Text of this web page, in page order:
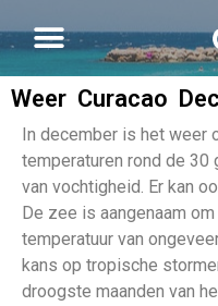
Weer Curacao
In december is het weer
temperaturen rond de 30
van vochtigheid. Er kan
De zee is aangenaam
temperatuur van
kans op tropische
droogste maanden van